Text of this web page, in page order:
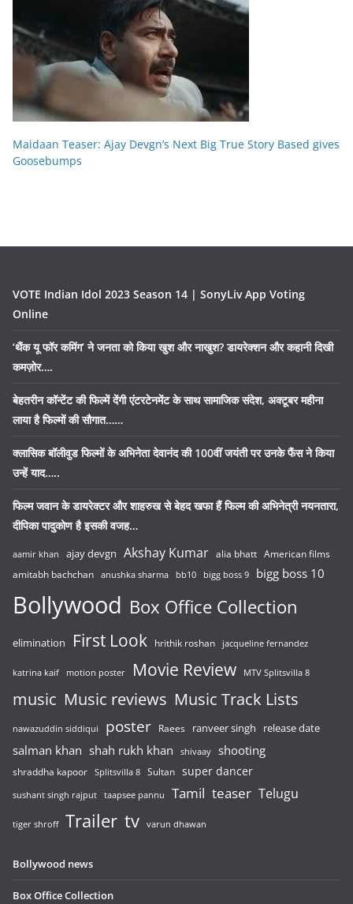
Maidaan Teaser: Ajay Devgn’s Next Big True Story Based gives
Goosebumps
VOTE Indian Idol 2023 Season 14 | SonyLiv App Voting
Online
‘थैंक यू फॉर कमिंग’ ने जनता को किया खुश और नाखुश? डायरेक्शन और कहानी दिखी
कमज़ोर….
बेहतरीन कॉन्टेंट की फिल्में देंगी एंटरटेनमेंट के साथ सामाजिक संदेश, अक्टूबर महीना
लाया है फिल्मों की सौगात……
क्लासिक बॉलीवुड फिल्मों के अभिनेता देवानंद की 100वीं जयंती पर उनके फैंस ने किया
उन्हें याद…..
फिल्म जवान के डायरेक्टर और शाहरुख से बेहद खफा हैं फिल्म की अभिनेत्री नयनतारा,
दीपिका पादुकोण है इसकी वजह…
aamir khan ajay devgn Akshay Kumar alia bhatt American films
amitabh bachchan anushka sharma bb10 bigg boss 9 bigg boss 10
Bollywood Box Office Collection
elimination First Look hrithik roshan jacqueline fernandez
katrina kaif motion poster Movie Review MTV Splitsvilla 8
music Music reviews Music Track Lists
nawazuddin siddiqui poster Raees ranveer singh release date
salman khan shah rukh khan shivaay shooting
shraddha kapoor Splitsvilla 8 Sultan super dancer
sushant singh rajput taapsee pannu Tamil teaser Telugu
tiger shroff Trailer tv varun dhawan
Bollywood news
Box Office Collection